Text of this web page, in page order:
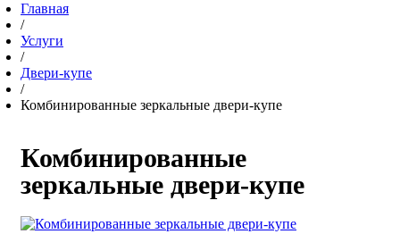
Главная
/
Услуги
/
Двери-купе
/
Комбинированные зеркальные двери-купе
Комбинированные
зеркальные двери-купе